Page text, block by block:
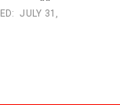
JULY 31,